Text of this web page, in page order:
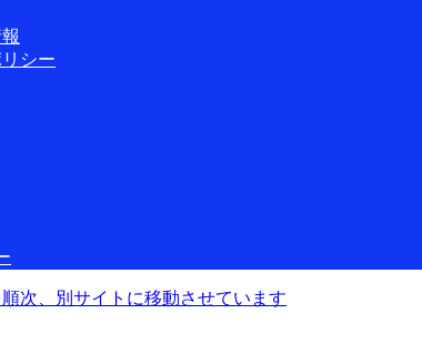
シー
次、別サイトに移動させています